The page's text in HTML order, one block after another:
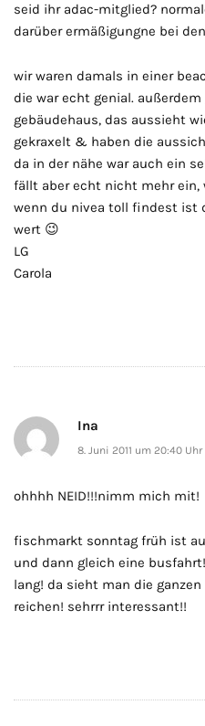
seid ihr adac-mitglied?
darüber ermäßigungne bei
wir waren damals in einer
die war echt genial.
gebäudehaus, das aussieht
gekraxelt & haben die
da in der nähe war auch ein
fällt aber echt nicht mehr ein,
wenn du nivea toll findest ist
wert 😉
LG
Carola
Ina
8. Juni 2011 um 20:40 Uhr
ohhhh NEID!!!nimm mich mit!
fischmarkt sonntag früh ist
und dann gleich eine
lang! da sieht man die
reichen! sehrrr interessant!!